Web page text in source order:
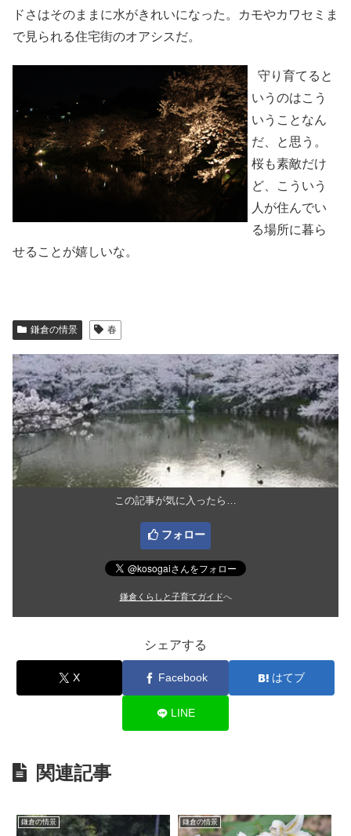
ドさはそのままに水がきれいになった。カモやカワセミま
で見られる住宅街のオアシスだ。
守り育てると
いうのはこう
いうことなん
だ、と思う。
桜も素敵だけ
ど、こういう
人が住んでい
る場所に暮ら
せることが嬉しいな。
鎌倉の情景 春
この記事が気に入ったら…
フォロー
鎌倉くらしと子育てガイドへ
シェアする
X Facebook はてブ
LINE
関連記事
鎌倉の情景 鎌倉の情景